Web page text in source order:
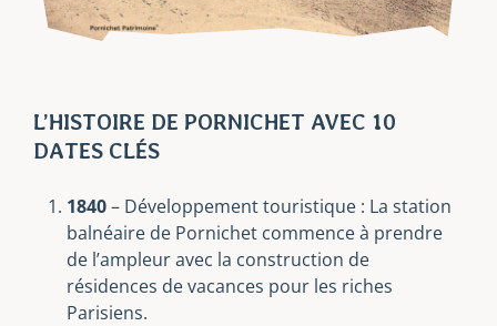
L’HISTOIRE DE PORNICHET AVEC 10
DATES CLÉS
1840– Développement touristique : La station
balnéaire de Pornichet commence à prendre
de l’ampleur avec la construction de
résidences de vacances pour les riches
Parisiens.